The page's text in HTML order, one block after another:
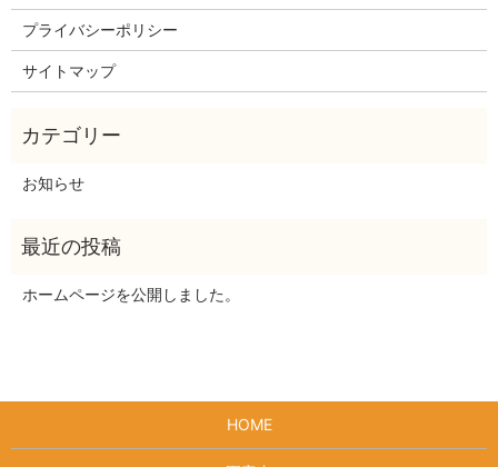
プライバシーポリシー
サイトマップ
お知らせ
ホームページを公開しました。
HOME